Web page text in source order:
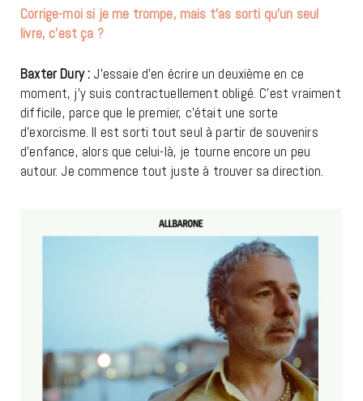
Corrige-moi si je me trompe, mais t’as sorti qu’un seul
livre, c’est ça ?
Baxter Dury : J’essaie d’en écrire un deuxième en ce
moment, j’y suis contractuellement obligé. C’est vraiment
difficile, parce que le premier, c’était une sorte
d’exorcisme. Il est sorti tout seul à partir de souvenirs
d’enfance, alors que celui-là, je tourne encore un peu
autour. Je commence tout juste à trouver sa direction.